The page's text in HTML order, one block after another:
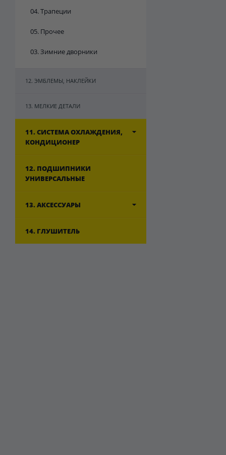
04. Трапеции
05. Прочее
03. Зимние дворники
12. ЭМБЛЕМЫ, НАКЛЕЙКИ
13. МЕЛКИЕ ДЕТАЛИ
11. СИСТЕМА ОХЛАЖДЕНИЯ,
КОНДИЦИОНЕР
12. ПОДШИПНИКИ
УНИВЕРСАЛЬНЫЕ
13. АКСЕССУАРЫ
14. ГЛУШИТЕЛЬ